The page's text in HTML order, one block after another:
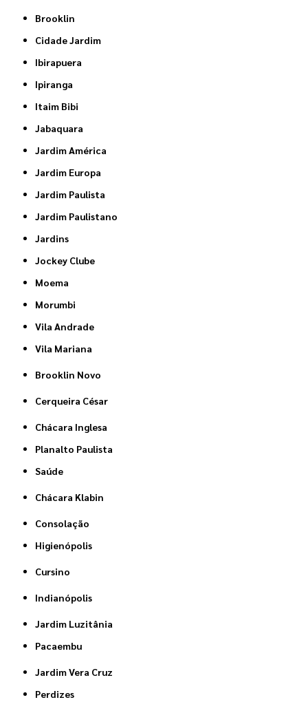
Brooklin
Cidade Jardim
Ibirapuera
Ipiranga
Itaim Bibi
Jabaquara
Jardim América
Jardim Europa
Jardim Paulista
Jardim Paulistano
Jardins
Jockey Clube
Moema
Morumbi
Vila Andrade
Vila Mariana
Brooklin Novo
Cerqueira César
Chácara Inglesa
Planalto Paulista
Saúde
Chácara Klabin
Consolação
Higienópolis
Cursino
Indianópolis
Jardim Luzitânia
Pacaembu
Jardim Vera Cruz
Perdizes